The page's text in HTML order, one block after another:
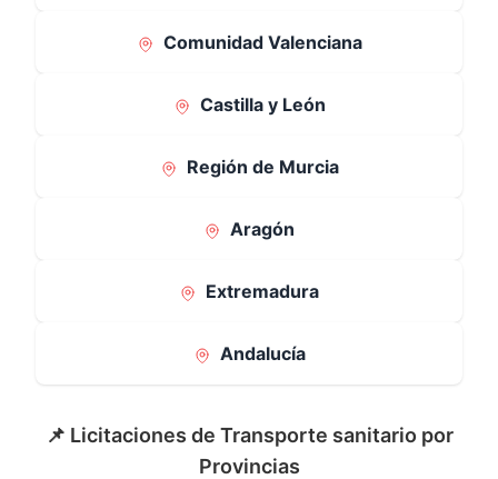
Comunidad Valenciana
Castilla y León
Región de Murcia
Aragón
Extremadura
Andalucía
📌 Licitaciones de Transporte sanitario por
Provincias